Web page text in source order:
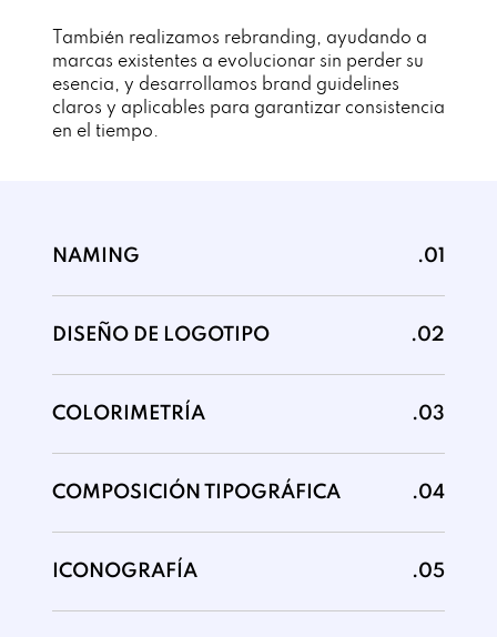
También realizamos rebranding, ayudando a
marcas existentes a evolucionar sin perder su
esencia, y desarrollamos brand guidelines
claros y aplicables para garantizar consistencia
en el tiempo.
NAMING .01
DISEÑO DE LOGOTIPO .02
COLORIMETRÍA .03
COMPOSICIÓN TIPOGRÁFICA .04
ICONOGRAFÍA .05